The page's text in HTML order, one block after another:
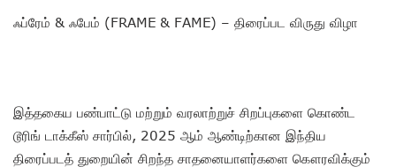
ஃப்ரேம் & ஃபேம் (FRAME & FAME) – திரைப்பட விருது விழா
இத்தகைய பண்பாட்டு மற்றும் வரலாற்றுச் சிறப்புகளை கொண்ட
டூரிங் டாக்கீஸ் சார்பில், 2025 ஆம் ஆண்டிற்கான இந்திய
திரைப்படத் துறையின் சிறந்த சாதனையாளர்களை கௌரவிக்கும்